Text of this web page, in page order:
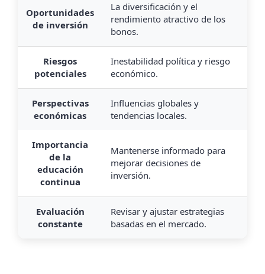
Oportunidades
de inversión
La diversificación y el
rendimiento atractivo de los
bonos.
Riesgos
potenciales
Inestabilidad política y riesgo
económico.
Perspectivas
económicas
Influencias globales y
tendencias locales.
Importancia
de la
educación
continua
Mantenerse informado para
mejorar decisiones de
inversión.
Evaluación
constante
Revisar y ajustar estrategias
basadas en el mercado.